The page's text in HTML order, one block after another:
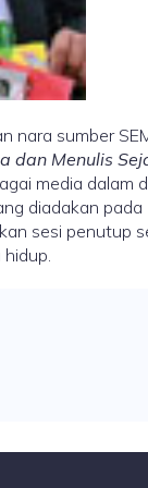
nara sumber
dan Menulis
media dalam
diadakan
sesi penutup